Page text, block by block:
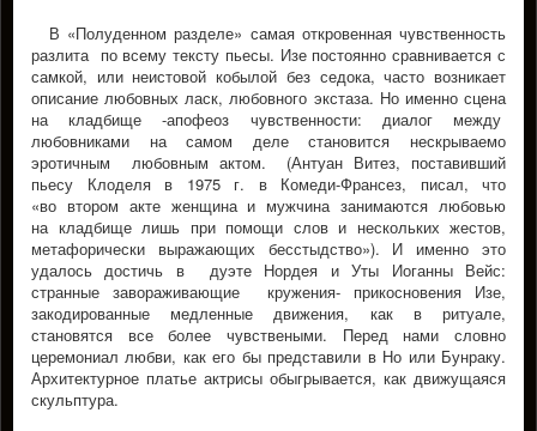
В «Полуденном разделе» самая откровенная чувственность
разлита по всему тексту пьесы. Изе постоянно сравнивается с
самкой, или неистовой кобылой без седока, часто возникает
описание любовных ласк, любовного экстаза. Но именно сцена
на кладбище -апофеоз чувственности: диалог между
любовниками на самом деле становится нескрываемо
эротичным любовным актом. (Антуан Витез, поставивший
пьесу Клоделя в 1975 г. в Комеди-Франсез, писал, что
«во втором акте женщина и мужчина занимаются любовью
на кладбище лишь при помощи слов и нескольких жестов,
метафорически выражающих бесстыдство»). И именно это
удалось достичь в дуэте Нордея и Уты Иоганны Вейс:
странные завораживающие кружения- прикосновения Изе,
закодированные медленные движения, как в ритуале,
становятся все более чувствеными. Перед нами словно
церемониал любви, как его бы представили в Но или Бунраку.
Архитектурное платье актрисы обыгрывается, как движущаяся
скульптура.